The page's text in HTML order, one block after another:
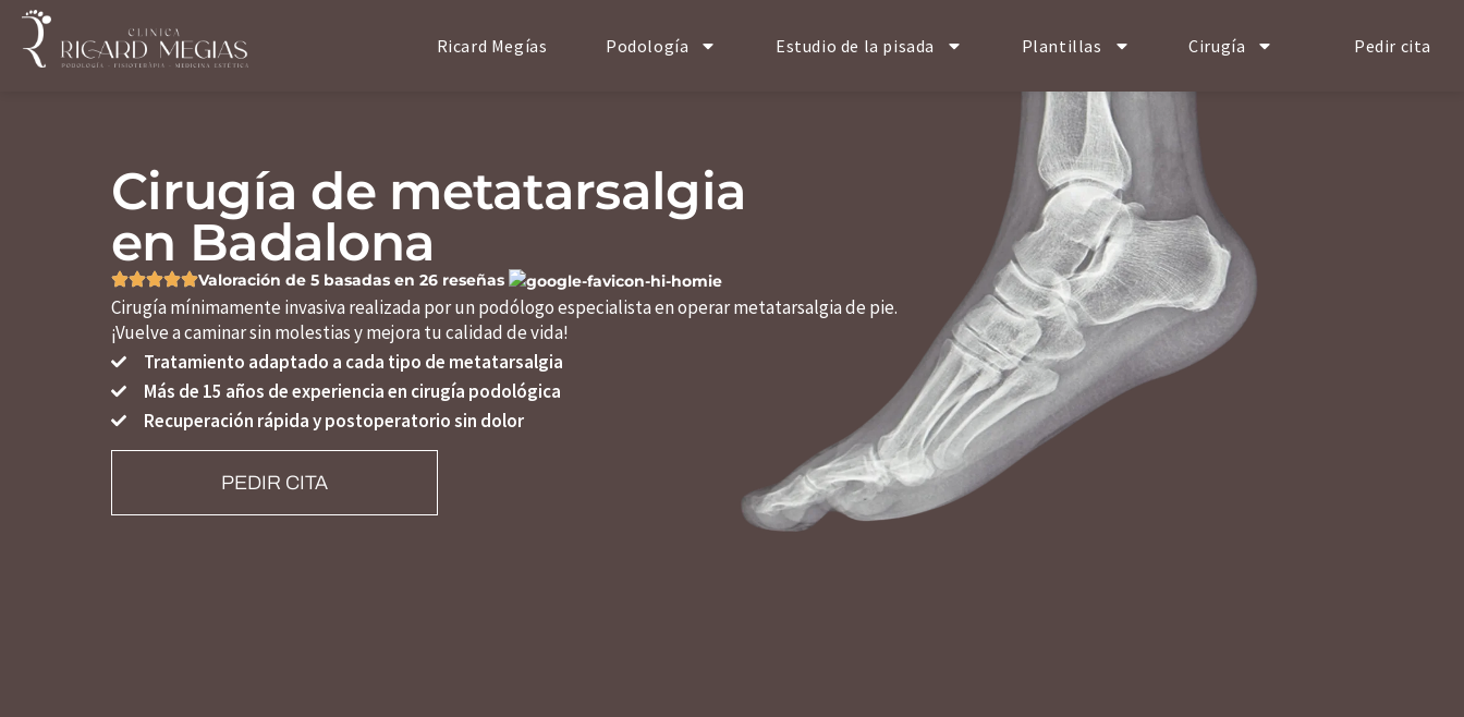
Ricard Megías Podología Estudio de la pisada Plantillas Cirugía Pedir cita
Cirugía de metatarsalgia
en Badalona
Valoración de 5 basadas en 26 reseñas
Cirugía mínimamente invasiva realizada por un podólogo especialista en operar metatarsalgia de pie.
¡Vuelve a caminar sin molestias y mejora tu calidad de vida!
Tratamiento adaptado a cada tipo de metatarsalgia
Más de 15 años de experiencia en cirugía podológica
Recuperación rápida y postoperatorio sin dolor
PEDIR CITA